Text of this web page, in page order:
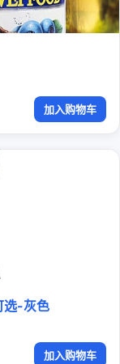
加入购物车
选-灰色
加入购物车